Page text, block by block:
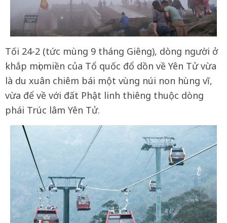
Tối 24-2 (tức mùng 9 tháng Giêng), dòng người ở
khắp mọi miền của Tổ quốc đổ dồn về Yên Tử vừa
là du xuân chiêm bái một vùng núi non hùng vĩ,
vừa để về với đất Phật linh thiêng thuộc dòng
phái Trúc lâm Yên Tử.